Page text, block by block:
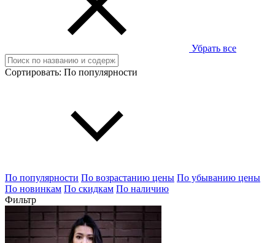
Убрать все
Сортировать: По популярности
По популярности По возрастанию цены По убыванию цены
По новинкам По скидкам По наличию
Фильтр